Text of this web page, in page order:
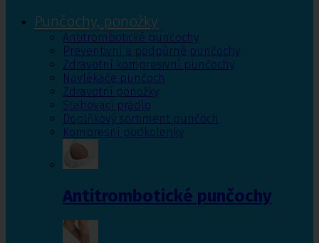
Punčochy, ponožky
Antitrombotické punčochy
Preventivní a podpůrné punčochy
Zdravotní kompresivní punčochy
Navlékače punčoch
Zdravotní ponožky
Stahovací prádlo
Doplňkový sortiment punčoch
Kompresní podkolenky
Antitrombotické punčochy